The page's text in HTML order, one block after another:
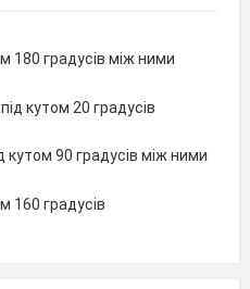
180 градусів між ними
кутом 20 градусів
кутом 90 градусів між ними
160 градусів